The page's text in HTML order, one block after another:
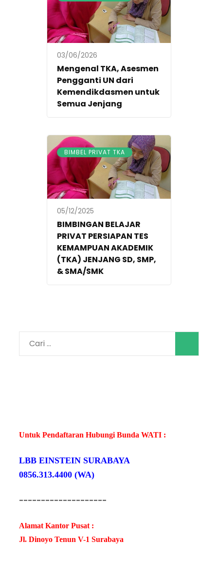
03/06/2026
Mengenal TKA, Asesmen
Pengganti UN dari
Kemendikdasmen untuk
Semua Jenjang
BIMBEL PRIVAT TKA
05/12/2025
BIMBINGAN BELAJAR
PRIVAT PERSIAPAN TES
KEMAMPUAN AKADEMIK
(TKA) JENJANG SD, SMP,
& SMA/SMK
Cari
untuk:
Untuk Pendaftaran Hubungi Bunda WATI :
LBB EINSTEIN SURABAYA
0856.313.4400 (WA)
--------------------
Alamat Kantor Pusat :
Jl. Dinoyo Tenun V-1 Surabaya